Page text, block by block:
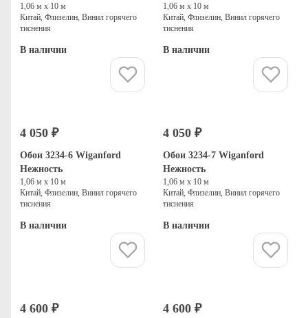
1,06 м х 10 м
Китай, Флизелин, Винил горячего
тиснения
В наличии
1,06 м х 10 м
Китай, Флизелин, Винил горячего
тиснения
В наличии
4 050 ₽
Обои 3234-6 Wiganford
Нежность
1,06 м х 10 м
Китай, Флизелин, Винил горячего
тиснения
В наличии
4 050 ₽
Обои 3234-7 Wiganford
Нежность
1,06 м х 10 м
Китай, Флизелин, Винил горячего
тиснения
В наличии
4 600 ₽ 4 600 ₽